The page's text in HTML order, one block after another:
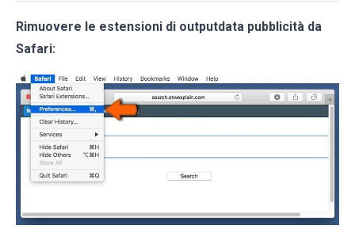
Rimuovere le estensioni di outputdata pubblicità da
Safari: